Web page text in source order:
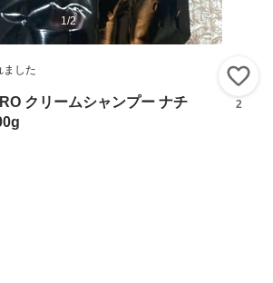
1/2
ました
クリームシャンプー ナチ
2